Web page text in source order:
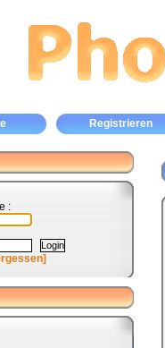
Registrieren
: